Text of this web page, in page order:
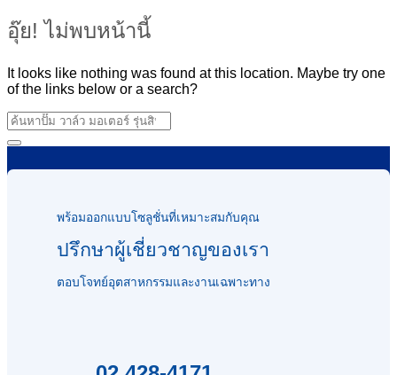
อุ๊ย! ไม่พบหน้านี้
It looks like nothing was found at this location. Maybe try one
of the links below or a search?
พร้อมออกแบบโซลูชั่นที่เหมาะสมกับคุณ
ปรึกษาผู้เชี่ยวชาญของเรา
ตอบโจทย์อุตสาหกรรมและงานเฉพาะทาง